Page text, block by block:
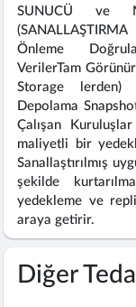
SUNUCÜ ve
Önleme
VerilerTam
Storage lerden)
Depolama
Çalışan
maliyetli bir
Sanallaştırılmış
şekilde
yedekleme ve
araya getirir.
Diğer